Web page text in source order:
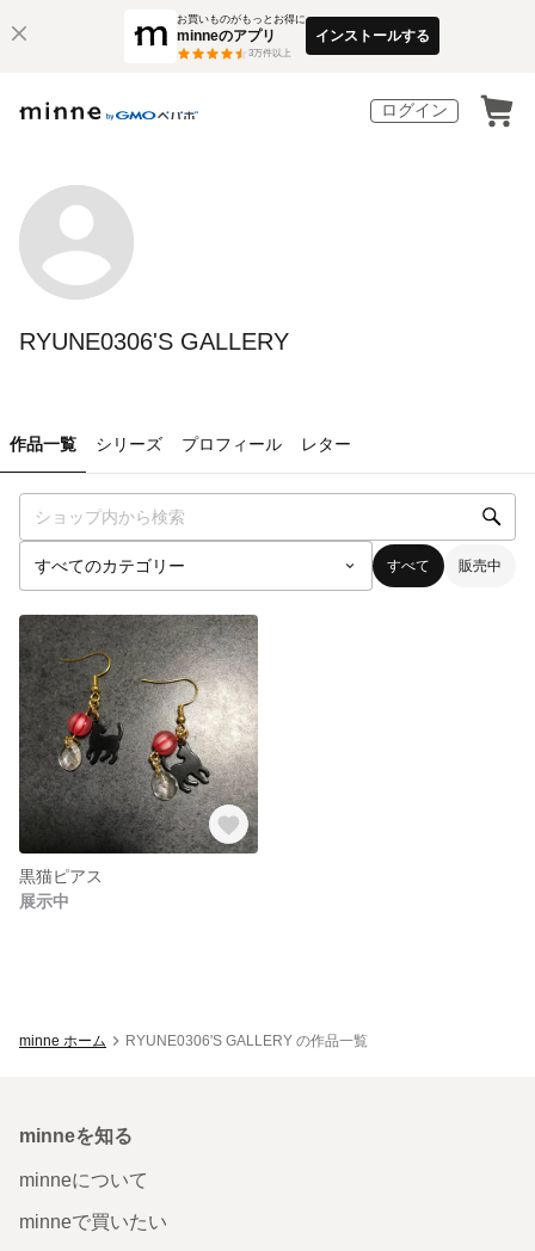
お買いものがもっとお得に
minneのアプリ
3万件以上
インストールする
ログイン
RYUNE0306'S GALLERY
作品一覧 シリーズ プロフィール レター
すべて 販売中
黒猫ピアス
展示中
minne ホーム RYUNE0306'S GALLERY の作品一覧
minneを知る
minneについて
minneで買いたい